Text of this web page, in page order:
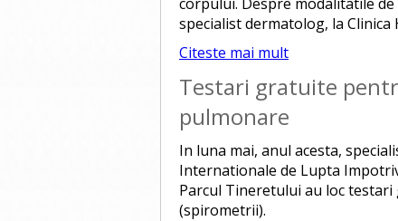
specialist dermatolog, la
Citeste mai mult
Testari gratuite
pulmonare
In luna mai, anul acesta,
Internationale de Lupta
Parcul Tineretului au loc
(spirometrii).